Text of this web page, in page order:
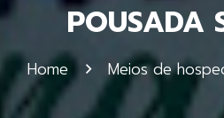
POUSADA
Home Meios de